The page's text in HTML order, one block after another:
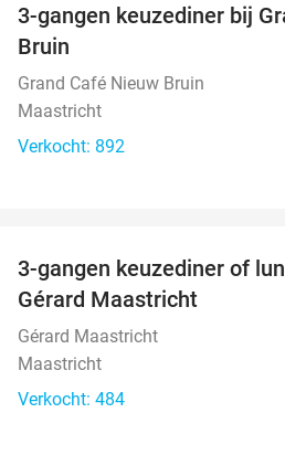
3-gangen keuzediner bij
Bruin
Grand Café Nieuw Bruin
Maastricht
Verkocht: 892
3-gangen keuzediner of
Gérard Maastricht
Gérard Maastricht
Maastricht
Verkocht: 484